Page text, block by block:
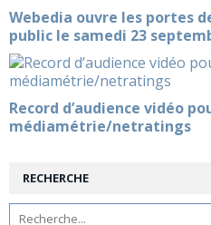
Webedia ouvre les portes
public le samedi 23
Record d’audience vidéo
médiamétrie/netratings
RECHERCHE